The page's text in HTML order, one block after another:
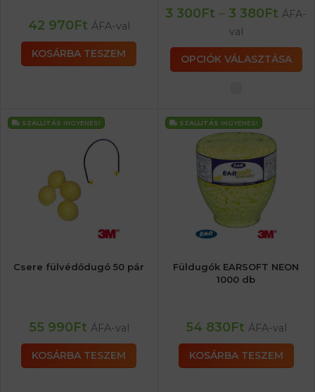
42 970Ft ÁFA-val
KOSÁRBA TESZEM
3 300Ft – 3 380Ft ÁFA-
val
OPCIÓK VÁLASZTÁSA
SZÁLLÍTÁS INGYENES!
Csere fülvédődugó 50 pár
55 990Ft ÁFA-val
KOSÁRBA TESZEM
SZÁLLÍTÁS INGYENES!
Füldugók EARSOFT NEON
1000 db
54 830Ft ÁFA-val
KOSÁRBA TESZEM